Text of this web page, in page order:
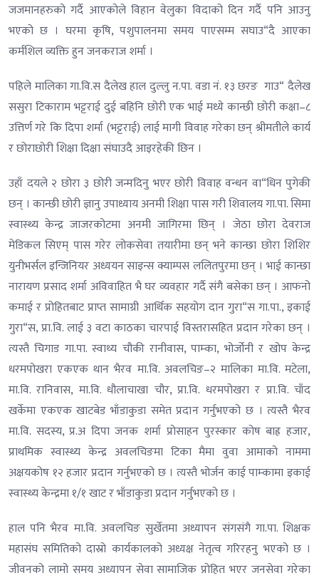
जजमानहरुको गर्दै आएकोले विहान वेलुका विदाको दिन गर्दै पनि आउनु
भएको छ । घरमा कृषि, पशुपालनमा समय पाएसम्म सघाउ“दै आएका
कर्मशिल व्यक्ति हुन जनकराज शर्मा ।
पहिले मालिका गा.वि.स दैलेख हाल दुल्लु न.पा. वडा नं. १३ छरङ गाउ“ दैलेख
ससुरा टिकाराम भट्टराई दुई बहिनि छोरी एक भाई मध्ये कान्छी छोरी कक्षा–८
उत्तिर्ण गरे कि दिपा शर्मा (भट्टराई) लाई मागी विवाह गरेका छन् श्रीमतीले कार्य
र छोराछोरी शिक्षा दिक्षा संघाउदै आइरहेकी छिन ।
उहाँ दयले २ छोरा ३ छोरी जन्मदिनु भएर छोरी विवाह वन्धन वा“धिन पुगेकी
छन् । कान्छी छोरी ज्ञानु उपाध्याय अनमी शिक्षा पास गरी शिवालय गा.पा. सिमा
स्वास्थ्य केन्द्र जाजरकोटमा अनमी जागिरमा छिन् । जेठा छोरा देवराज
मेडिकल सिएम् पास गरेर लोकसेवा तयारीमा छन् भने कान्छा छोरा शिशिर
युनीभर्सल इन्जिनियर अध्ययन साइन्स क्याम्पस ललितपुरमा छन् । भाई कान्छा
नारायण प्रसाद शर्मा अविवाहित भै घर व्यवहार गर्दै संगै बसेका छन् । आफनो
कमाई र प्रोहितबाट प्राप्त सामाग्री आर्थिक सहयोग दान गुरा“स गा.पा., इकाई
गुरा“स, प्रा.वि. लाई ३ वटा काठका चारपाई विस्तरासहित प्रदान गरेका छन् ।
त्यस्तै चिगाड गा.पा. स्वाथ्य चौकी रानीवास, पाम्का, भोर्जोनी र खोप केन्द्र
धरमपोखरा एकएक थान भैरव मा.वि. अवलचिङ–२ मालिका मा.वि. मटेला,
मा.वि. रानिवास, मा.वि. धौलाचाखा चौर, प्रा.वि. धरमपोखरा र प्रा.वि. चाँद
खर्केमा एकएक खाटबेड भाँडाकुडा समेत प्रदान गर्नुभएको छ । त्यस्तै भैरव
मा.वि. सदस्य, प्र.अ दिपा जनक शर्मा प्रोसाहन पुरस्कार कोष बाह्र हजार,
प्राथमिक स्वास्थ्य केन्द्र अवलचिङमा टिका मैमा वुवा आमाको नाममा
अक्षयकोष १२ हजार प्रदान गर्नुभएको छ । त्यस्तै भोर्जन काई पाम्कामा इकाई
स्वास्थ्य केन्द्रमा १/१ खाट र भाँडाकुडा प्रदान गर्नुभएको छ ।
हाल पनि भैरव मा.वि. अवलचिङ सुर्खेतमा अध्यापन संगसंगै गा.पा. शिक्षक
महासंघ समितिको दास्रो कार्यकालको अध्यक्ष नेतृत्व गरिरहनु भएको छ ।
जीवनको लामो समय अध्यापन सेवा सामाजिक प्रोहित भएर जनसेवा गरेका